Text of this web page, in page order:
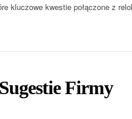
kluczowe kwestie połączone z
Firmy